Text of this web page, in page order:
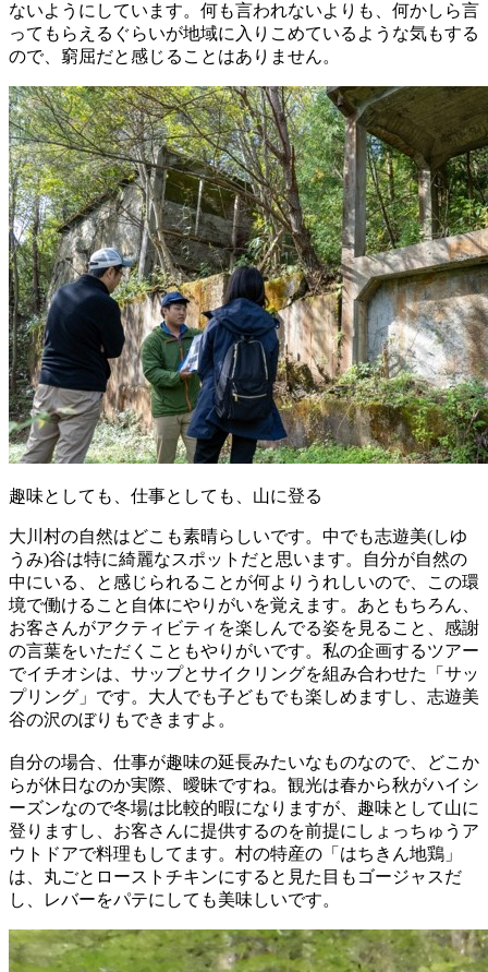
ないようにしています。何も言われないよりも、何かしら言
ってもらえるぐらいが地域に入りこめているような気もする
ので、窮屈だと感じることはありません。
趣味としても、仕事としても、山に登る
大川村の自然はどこも素晴らしいです。中でも志遊美(しゆ
うみ)谷は特に綺麗なスポットだと思います。自分が自然の
中にいる、と感じられることが何よりうれしいので、この環
境で働けること自体にやりがいを覚えます。あともちろん、
お客さんがアクティビティを楽しんでる姿を見ること、感謝
の言葉をいただくこともやりがいです。私の企画するツアー
でイチオシは、サップとサイクリングを組み合わせた「サッ
プリング」です。大人でも子どもでも楽しめますし、志遊美
谷の沢のぼりもできますよ。
自分の場合、仕事が趣味の延長みたいなものなので、どこか
らが休日なのか実際、曖昧ですね。観光は春から秋がハイシ
ーズンなので冬場は比較的暇になりますが、趣味として山に
登りますし、お客さんに提供するのを前提にしょっちゅうア
ウトドアで料理もしてます。村の特産の「はちきん地鶏」
は、丸ごとローストチキンにすると見た目もゴージャスだ
し、レバーをパテにしても美味しいです。